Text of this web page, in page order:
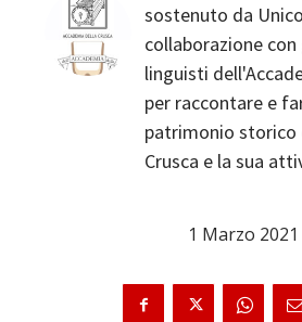
sostenuto da
collaborazione
linguisti
per raccontare e
patrimonio storico
Crusca e la sua
1 Marzo 2021